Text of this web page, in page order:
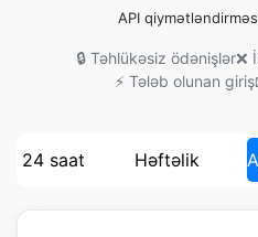
API
🔒 Təhlükəsiz ödənişlər❌
⚡ Tələb olunan giriş
24 saat Həftəlik